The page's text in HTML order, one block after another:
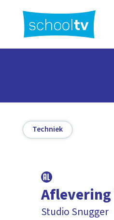
hoofdinhoud
Techniek
Aflevering
Studio Snugger